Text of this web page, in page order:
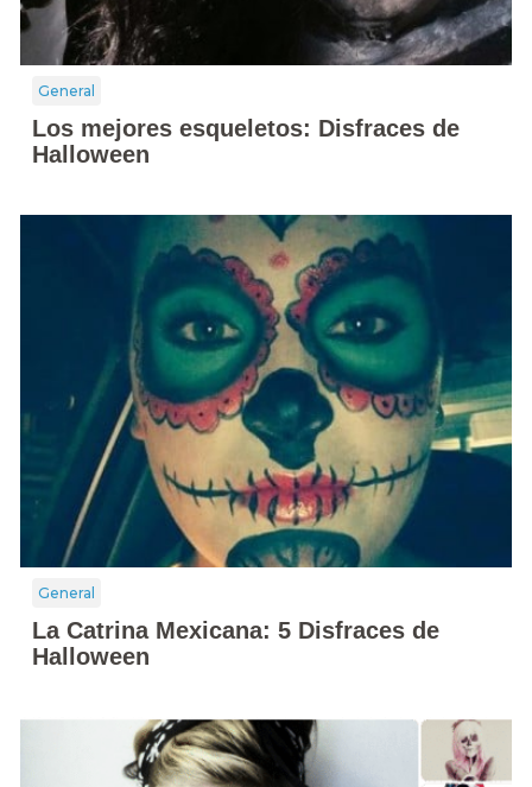
General
Los mejores esqueletos: Disfraces de
Halloween
General
La Catrina Mexicana: 5 Disfraces de
Halloween